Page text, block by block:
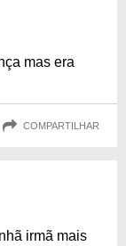
mas era
COMPARTILHAR
irmã mais